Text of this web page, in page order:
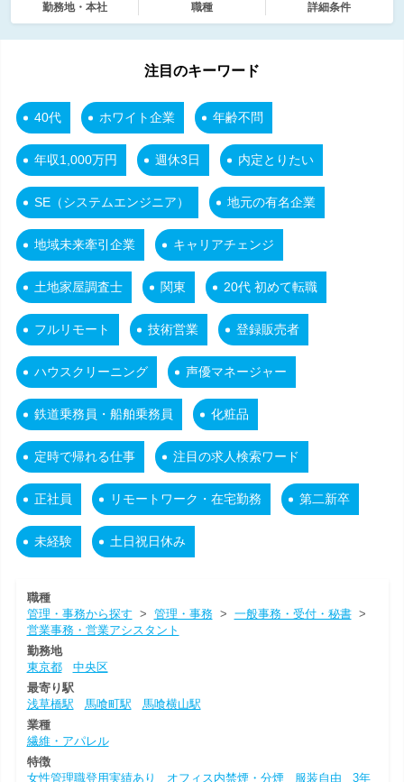
勤務地・本社 職種 詳細条件
注目のキーワード
40代 ホワイト企業 年齢不問
年収1,000万円 週休3日 内定とりたい
SE（システムエンジニア） 地元の有名企業
地域未来牽引企業 キャリアチェンジ
土地家屋調査士 関東 20代 初めて転職
フルリモート 技術営業 登録販売者
ハウスクリーニング 声優マネージャー
鉄道乗務員・船舶乗務員 化粧品
定時で帰れる仕事 注目の求人検索ワード
正社員 リモートワーク・在宅勤務 第二新卒
未経験 土日祝日休み
職種
管理・事務から探す > 管理・事務> 一般事務・受付・秘書>
営業事務・営業アシスタント
勤務地
東京都
中央区
最寄り駅
浅草橋駅
馬喰町駅
馬喰横山駅
業種
繊維・アパレル
特徴
女性管理職登用実績あり
オフィス内禁煙・分煙 服装自由 3年